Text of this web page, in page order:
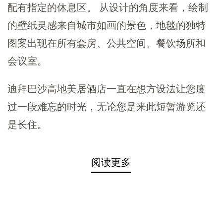
配有指定的休息区。 从设计的角度来看，绘制
的壁纸灵感来自城市如画的景色，地毯的独特
图案出现在所有套房、公共空间、餐饮场所和
会议室。
迪拜巴沙高地美居酒店一直在想方设法让您度
过一段难忘的时光，无论您是来此短暂游览还
是长住。
阅读更多